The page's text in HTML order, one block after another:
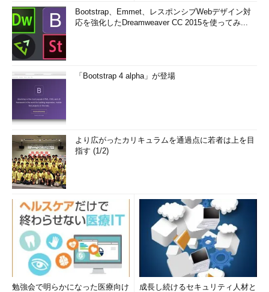
Bootstrap、Emmet、レスポンシブWebデザイン対
応を強化したDreamweaver CC 2015を使ってみ...
「Bootstrap 4 alpha」が登場
より広がったカリキュラムを通過点に若者は上を目
指す (1/2)
勉強会で明らかになった医療向け
成長し続けるセキュリティ人材と